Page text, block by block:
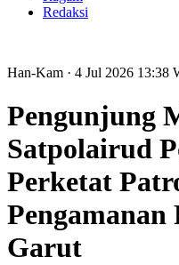
Redaksi
Han-Kam · 4 Jul 2026 13:38
Pengunjung
Satpolairud
Perketat
Pengamanan
Garut